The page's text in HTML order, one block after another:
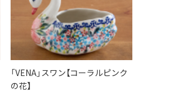
「VENA」スワン【コーラルピンク
の花】